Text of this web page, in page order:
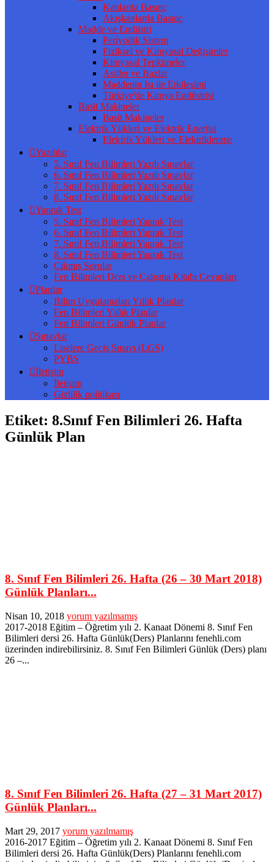
Katılarda Basınç
Akışkanlarda Basınç
Madde ve Endüstri
Periyodik Sistem
Fiziksel ve Kimyasal Değişimler
Kimyasal Tepkimeler
Asitler ve Bazlar
Maddenin Isı ile Etkileşimi
Türkiye'de Kimya Endüstrisi
Basit Makineler
Basit Makineler
Elektrik Yükleri ve Elektrik Enerjisi
Elektrik Yükleri ve Elektriklenme
Yazılılar
5. Sınıf Fen Bilimleri Yazılı Sınavlar
6. Sınıf Fen Bilimleri Yazılı Sınavlar
7. Sınıf Fen Bilimleri Yazılı Sınavlar
8. Sınıf Fen Bilimleri Yazılı Sınavlar
Yaprak Test
5. Sınıf Fen Bilimleri Yaprak Test
6. Sınıf Fen Bilimleri Yaprak Test
7. Sınıf Fen Bilimleri Yaprak Test
8. Sınıf Fen Bilimleri Yaprak Test
Çıkmış Sorular
Fen Bilimleri Ders ve Çalışma Kitabı Cevapları
Planlar
Bilim Uygulamaları Yıllık Planlar
Fen Bilimleri Yıllık Planlar
Fen Bilimleri Günlük Planlar
Sınavlar
Liselere Geçiş Sınavı (LGS)
PYBS
İletişim
İletişim
Gizlilik politikası
Etiket: 8.Sınıf Fen Bilimleri 26. Hafta
Günlük Plan
8. Sınıf Fen Bilimleri 26. Hafta (26 – 30 Mart 2018)
Günlük Planları...
Nisan 10, 2018 yorum yazılmamış
2017-2018 Eğitim – Öğretim yılı 2. Kanaat Dönemi 8. Sınıf Fen
Bilimleri dersi 26. Hafta Günlük(Ders) Planlarını fenehli.com
üzerinden indirebilirsiniz. 8. Sınıf Fen Bilimleri Günlük (Ders) planı
26 –...
8. Sınıf Fen Bilimleri 26. Hafta (27 – 31 Mart 2017)
Günlük Planları...
Mart 29, 2017 yorum yazılmamış
2016-2017 Eğitim – Öğretim yılı 2. Kanaat Dönemi 8. Sınıf Fen
Bilimleri dersi 26. Hafta Günlük(Ders) Planlarını fenehli.com